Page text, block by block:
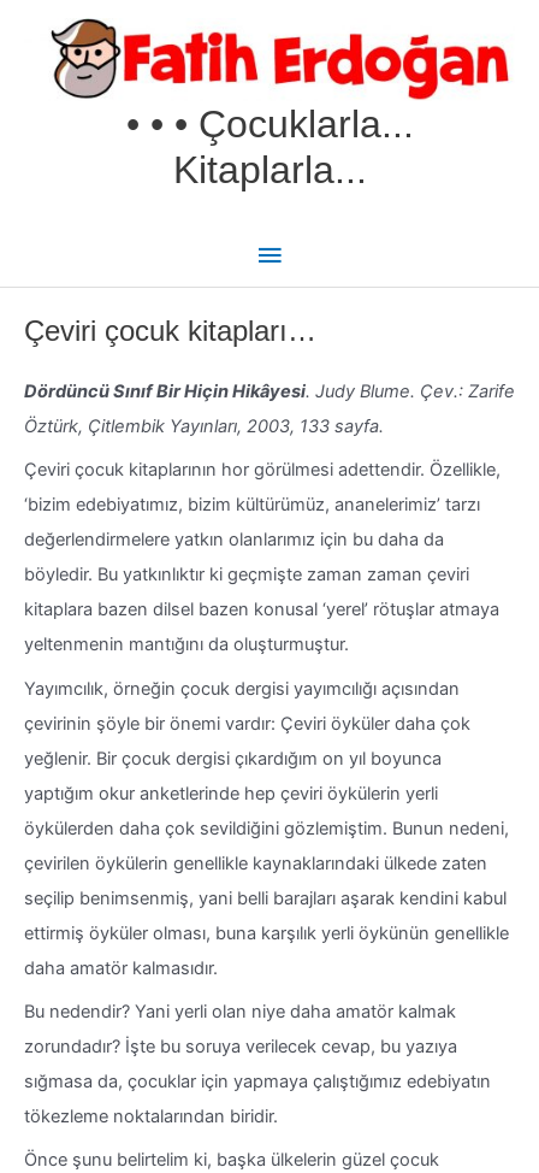
• • • Çocuklarla...
Kitaplarla...
Ana
menü
Çeviri çocuk kitapları…
Dördüncü Sınıf Bir Hiçin Hikâyesi. Judy Blume. Çev.: Zarife
Öztürk, Çitlembik Yayınları, 2003, 133 sayfa.
Çeviri çocuk kitaplarının hor görülmesi adettendir. Özellikle,
‘bizim edebiyatımız, bizim kültürümüz, ananelerimiz’ tarzı
değerlendirmelere yatkın olanlarımız için bu daha da
böyledir. Bu yatkınlıktır ki geçmişte zaman zaman çeviri
kitaplara bazen dilsel bazen konusal ‘yerel’ rötuşlar atmaya
yeltenmenin mantığını da oluşturmuştur.
Yayımcılık, örneğin çocuk dergisi yayımcılığı açısından
çevirinin şöyle bir önemi vardır: Çeviri öyküler daha çok
yeğlenir. Bir çocuk dergisi çıkardığım on yıl boyunca
yaptığım okur anketlerinde hep çeviri öykülerin yerli
öykülerden daha çok sevildiğini gözlemiştim. Bunun nedeni,
çevirilen öykülerin genellikle kaynaklarındaki ülkede zaten
seçilip benimsenmiş, yani belli barajları aşarak kendini kabul
ettirmiş öyküler olması, buna karşılık yerli öykünün genellikle
daha amatör kalmasıdır.
Bu nedendir? Yani yerli olan niye daha amatör kalmak
zorundadır? İşte bu soruya verilecek cevap, bu yazıya
sığmasa da, çocuklar için yapmaya çalıştığımız edebiyatın
tökezleme noktalarından biridir.
Önce şunu belirtelim ki, başka ülkelerin güzel çocuk